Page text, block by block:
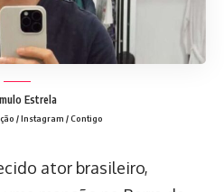
Estrela
/ Instagram / Contigo
ator brasileiro,